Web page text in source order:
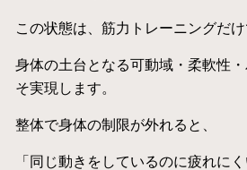
この状態は、筋力トレーニングだけ
身体の土台となる可動域・柔軟性
そ実現します。
整体で身体の制限が外れると、
「同じ動きをしているのに疲れにく